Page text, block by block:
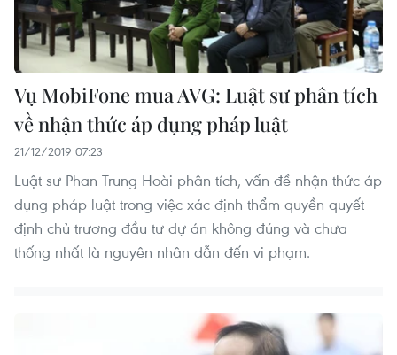
Vụ MobiFone mua AVG: Luật sư phân tích
về nhận thức áp dụng pháp luật
21/12/2019 07:23
Luật sư Phan Trung Hoài phân tích, vấn đề nhận thức áp
dụng pháp luật trong việc xác định thẩm quyền quyết
định chủ trương đầu tư dự án không đúng và chưa
thống nhất là nguyên nhân dẫn đến vi phạm.